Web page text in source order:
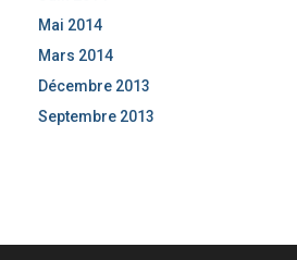
Mai 2014
Mars 2014
Décembre 2013
Septembre 2013